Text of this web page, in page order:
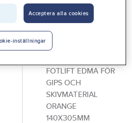
Fotlift för
hantering av
FOTLIFT EDMA FÖR
GIPS OCH
SKIVMATERIAL
ORANGE
140X305MM
Acceptera alla cookies
inställningar